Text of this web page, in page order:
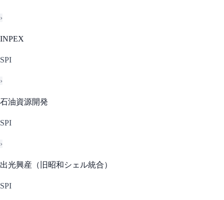
›
INPEX
SPI
›
石油資源開発
SPI
›
出光興産（旧昭和シェル統合）
SPI